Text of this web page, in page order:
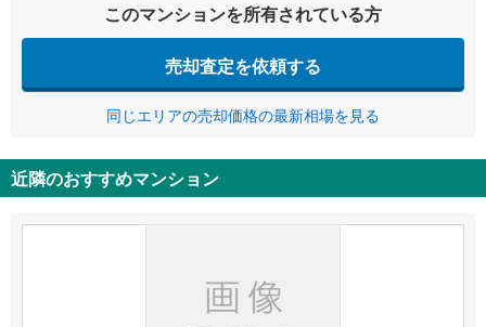
このマンションを所有されている方
売却査定を依頼する
同じエリアの売却価格の最新相場を見る
近隣のおすすめマンション